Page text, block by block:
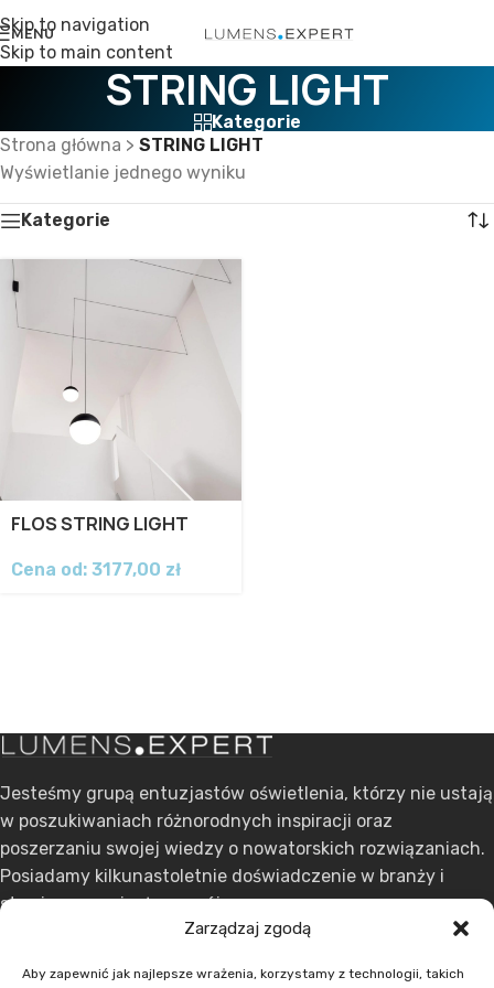
Zarządzaj zgodą
Aby zapewnić jak najlepsze wrażenia, korzystamy z technologii, takich
Skip to navigation
Skip to main content
MENU
STRING LIGHT
Kategorie
Strona główna > STRING LIGHT
Wyświetlanie jednego wyniku
Kategorie
FLOS STRING LIGHT
Cena od: 3177,00 zł
Jesteśmy grupą entuzjastów oświetlenia, którzy nie ustają
w poszukiwaniach różnorodnych inspiracji oraz
poszerzaniu swojej wiedzy o nowatorskich rozwiązaniach.
Posiadamy kilkunastoletnie doświadczenie w branży i
stawiamy na ciągły rozwój.